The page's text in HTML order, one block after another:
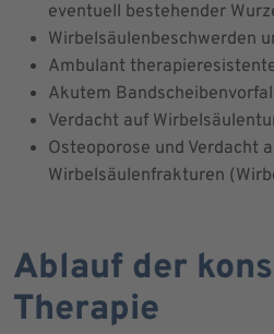
eventuell bestehender
Wirbelsäulenbeschwerden
Ambulant
Akutem
Verdacht auf
Osteoporose und Verdacht
Wirbelsäulenfrakturen
Ablauf der
Therapie